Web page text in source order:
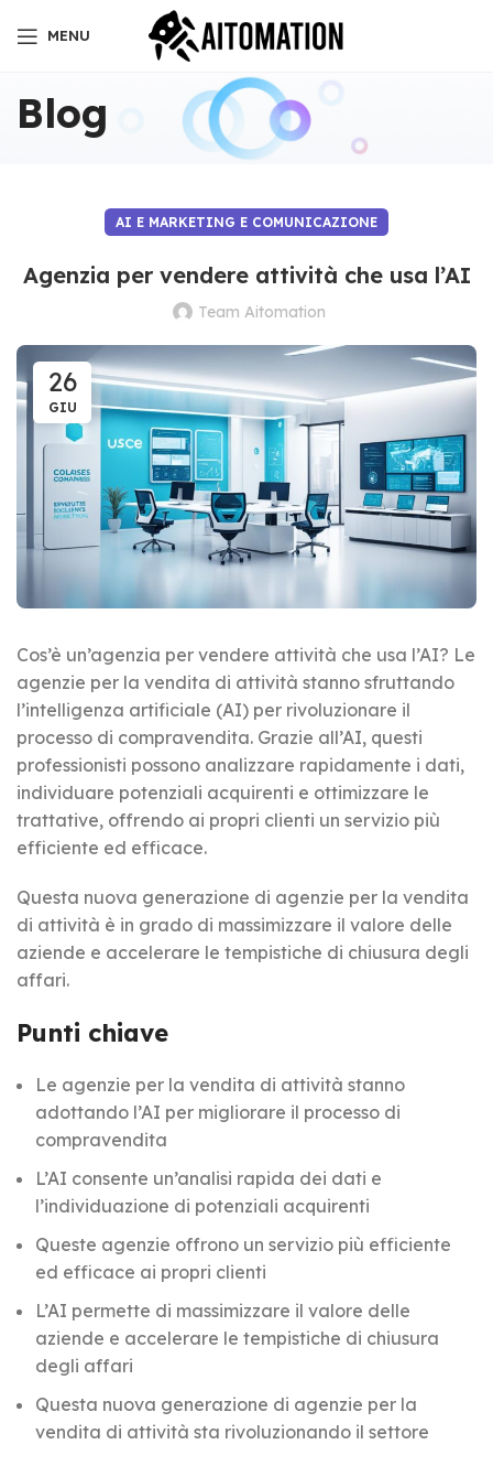
MENU
Blog
AI E MARKETING E COMUNICAZIONE
Agenzia per vendere attività che usa l’AI
Team Aitomation
26
GIU
Cos’è un’agenzia per vendere attività che usa l’AI? Le
agenzie per la vendita di attività stanno sfruttando
l’intelligenza artificiale (AI) per rivoluzionare il
processo di compravendita. Grazie all’AI, questi
professionisti possono analizzare rapidamente i dati,
individuare potenziali acquirenti e ottimizzare le
trattative, offrendo ai propri clienti un servizio più
efficiente ed efficace.
Questa nuova generazione di agenzie per la vendita
di attività è in grado di massimizzare il valore delle
aziende e accelerare le tempistiche di chiusura degli
affari.
Punti chiave
Le agenzie per la vendita di attività stanno
adottando l’AI per migliorare il processo di
compravendita
L’AI consente un’analisi rapida dei dati e
l’individuazione di potenziali acquirenti
Queste agenzie offrono un servizio più efficiente
ed efficace ai propri clienti
L’AI permette di massimizzare il valore delle
aziende e accelerare le tempistiche di chiusura
degli affari
Questa nuova generazione di agenzie per la
vendita di attività sta rivoluzionando il settore